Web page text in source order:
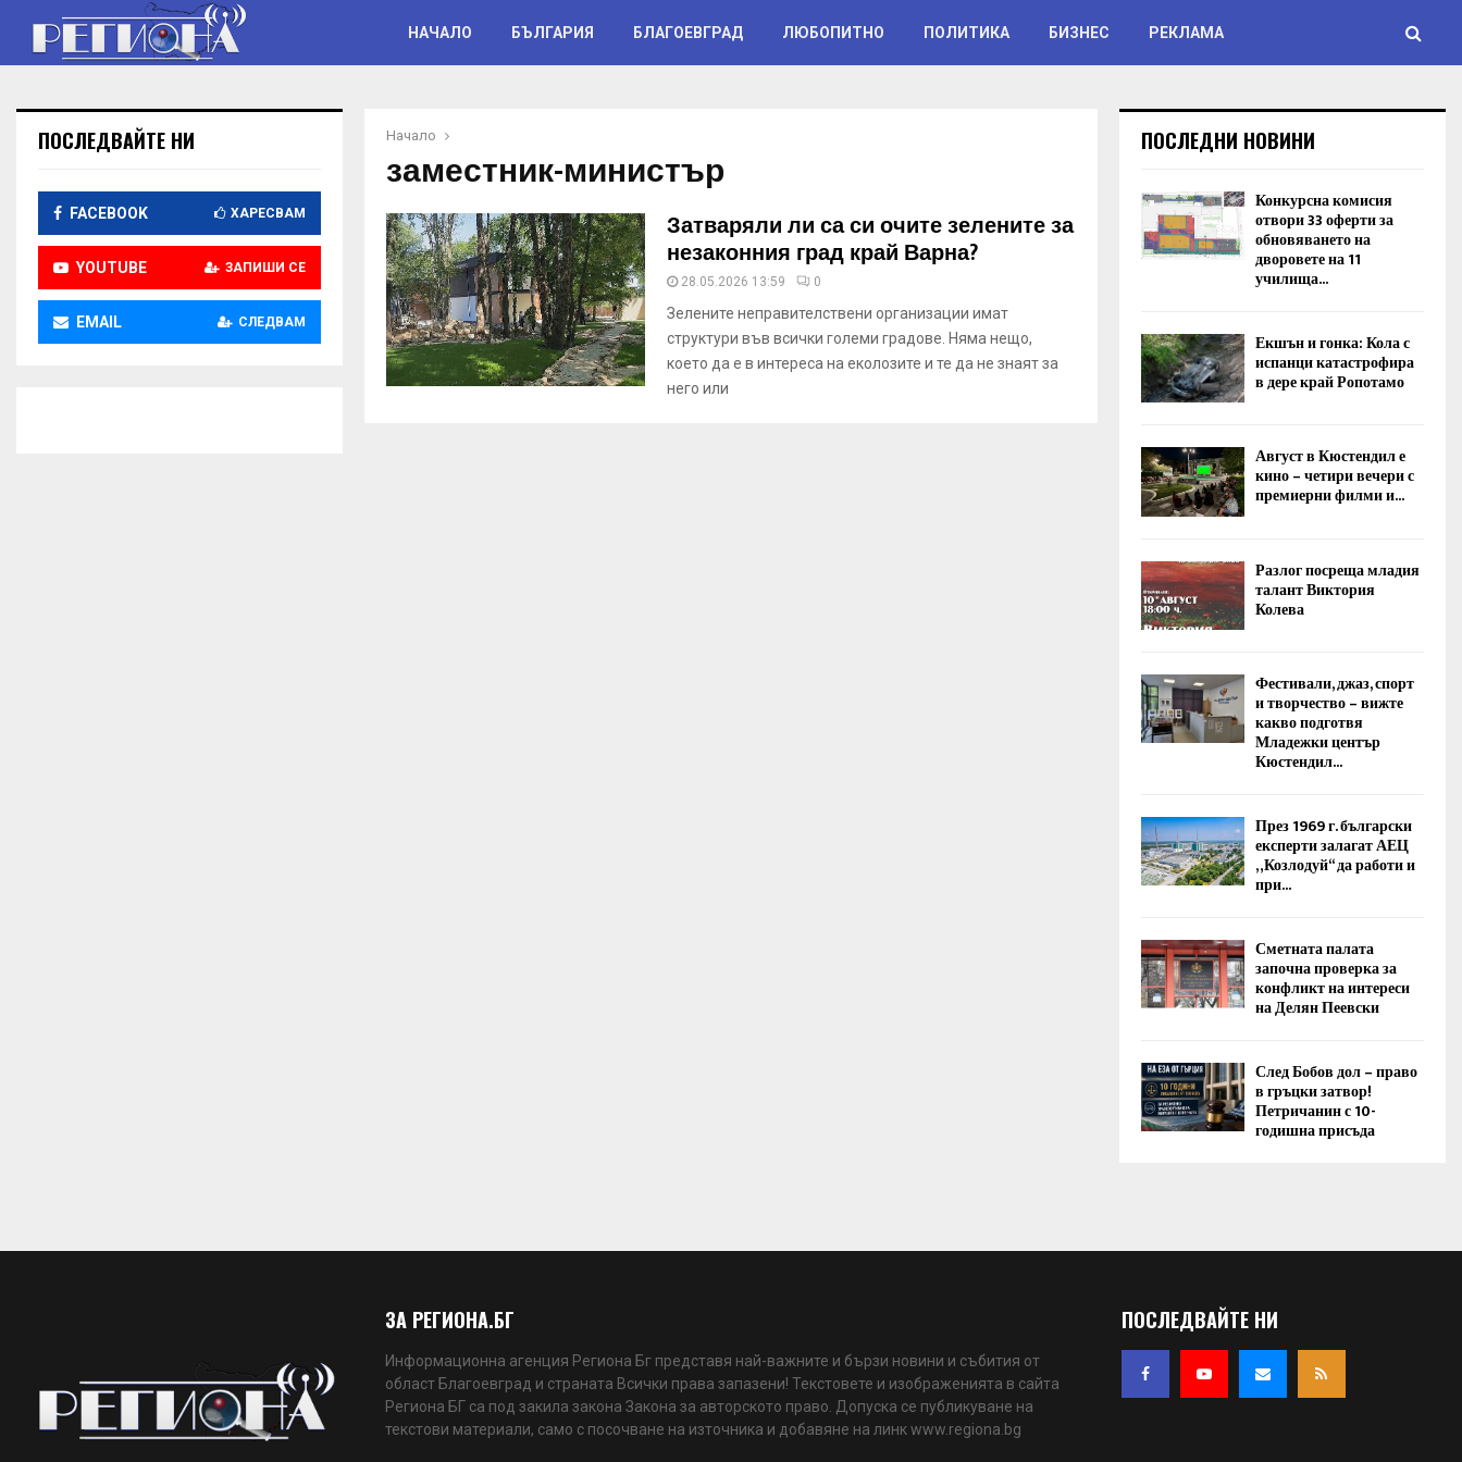
НАЧАЛО БЪЛГАРИЯ БЛАГОЕВГРАД ЛЮБОПИТНО ПОЛИТИКА БИЗНЕС РЕКЛАМА
Начало
заместник-министър
Затваряли ли са си очите зелените за
незаконния град край Варна?
28.05.2026 13:59 0
Зелените неправителствени организации имат
структури във всички големи градове. Няма нещо,
което да е в интереса на еколозите и те да не знаят за
него или
ПОСЛЕДВАЙТЕ НИ
FACEBOOK ХАРЕСВАМ
YOUTUBE ЗАПИШИ СЕ
EMAIL СЛЕДВАМ
ПОСЛЕДНИ НОВИНИ
Конкурсна комисия
отвори 33 оферти за
обновяването на
дворовете на 11
училища...
Екшън и гонка: Кола с
испанци катастрофира
в дере край Ропотамо
Август в Кюстендил е
кино – четири вечери с
премиерни филми и...
Разлог посреща младия
талант Виктория
Колева
Фестивали, джаз, спорт
и творчество – вижте
какво подготвя
Младежки център
Кюстендил...
През 1969 г. български
експерти залагат АЕЦ
„Козлодуй“ да работи и
при...
Сметната палата
започна проверка за
конфликт на интереси
на Делян Пеевски
След Бобов дол – право
в гръцки затвор!
Петричанин с 10-
годишна присъда
ЗА РЕГИОНА.БГ
Информационна агенция Региона Бг представя най-важните и бързи новини и събития от
област Благоевград и страната Всички права запазени! Текстовете и изображенията в сайта
Региона БГ са под закила закона Закона за авторското право. Допуска се публикуване на
текстови материали, само с посочване на източника и добавяне на линк www.regiona.bg
ПОСЛЕДВАЙТЕ НИ